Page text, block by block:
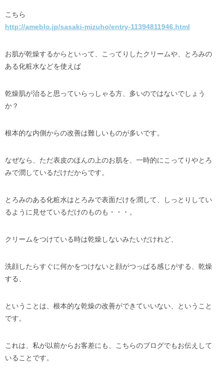
こちら
http://ameblo.jp/sasaki-mizuho/entry-11394811946.html
お肌が乾燥するからといって、こってりしたクリームや、とろみの
ある化粧水などを使えば
乾燥肌が治ると思っていらっしゃる方、多いのではないでしょう
か？
根本的な内側からの改善は難しいものが多いです。
なぜなら、ただ表皮のほんの上のお肌を、一時的にこってりやとろ
みで潤しているだけだからです。
とろみのある化粧水はとろみで表面だけを潤して、しっとりしてい
るように見せているだけのものも・・・。
クリームをつけている時は乾燥しないみたいだけれど、
洗顔したらすぐに何かをつけないと顔がつっぱる感じがする、乾燥
する、
ということは、根本的な乾燥の改善ができていいない、ということ
です。
これは、私が以前からお客差にも、こちらのブログでもお伝えして
いることです。